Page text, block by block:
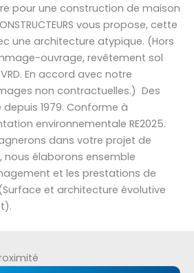
pour une construction de maison
vous propose, cette
une architecture atypique. (Hors
ouvrage, revêtement sol
En accord avec notre
non contractuelles.) Des
1979. Conforme à
environnementale RE2025.
dans votre projet de
élaborons ensemble
et les prestations de
et architecture évolutive